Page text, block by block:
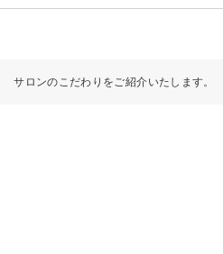
サロンのこだわりをご紹介いたします。